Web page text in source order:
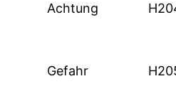
Achtung
Gefahr